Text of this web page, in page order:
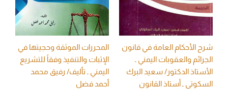
شرح الأحكام العامة في قانون
الجرائم والعقوبات اليمني ـ
الأستاذ الدكتور/ سعيد البرك
السكوتي ـ أستاذ القانون
المحررات الموثقة وحجيتها في
الإثبات والتنفيذ وفقاً للتشريع
اليمني ـ تأليف/ رفيق محمد
أحمد فضل